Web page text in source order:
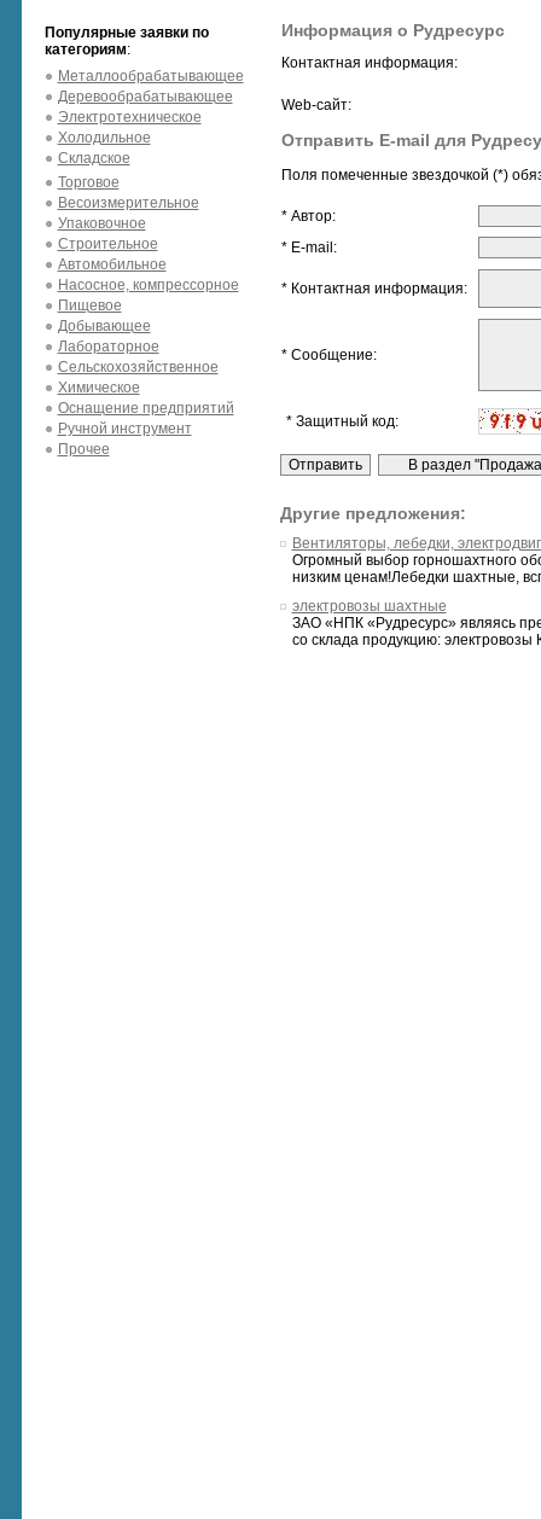
Популярные заявки по
категориям:
Металлообрабатывающее
Деревообрабатывающее
Электротехническое
Холодильное
Складское
Торговое
Весоизмерительное
Упаковочное
Строительное
Автомобильное
Насосное, компрессорное
Пищевое
Добывающее
Лабораторное
Сельскохозяйственное
Химическое
Оснащение предприятий
Ручной инструмент
Прочее
Информация о Рудресурс
Контактная информация:
Web-сайт:
Отправить E-mail для
Поля помеченные звездочкой (*)
* Автор:
* E-mail:
* Контактная информация:
* Сообщение:
* Защитный код:
Другие предложения:
Вентиляторы, лебедки,
Огромный выбор горношахтного
низким ценам!Лебедки шахтные,
электровозы шахтные
ЗАО «НПК «Рудресурс» являясь
со склада продукцию: